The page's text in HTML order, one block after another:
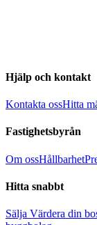
Hjälp och kontakt
Kontakta ossHitta
Fastighetsbyrån
Om ossHållbarhet
Hitta snabbt
Sälja Värdera din